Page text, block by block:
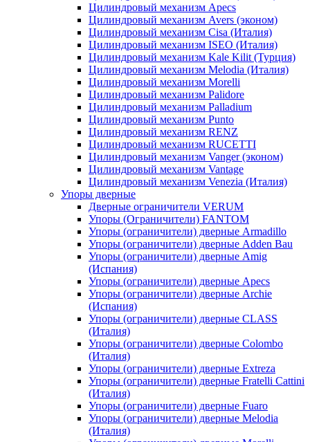
Цилиндровый механизм Apecs
Цилиндровый механизм Avers (эконом)
Цилиндровый механизм Cisa (Италия)
Цилиндровый механизм ISEO (Италия)
Цилиндровый механизм Kale Kilit (Турция)
Цилиндровый механизм Melodia (Италия)
Цилиндровый механизм Morelli
Цилиндровый механизм Palidore
Цилиндровый механизм Palladium
Цилиндровый механизм Punto
Цилиндровый механизм RENZ
Цилиндровый механизм RUCETTI
Цилиндровый механизм Vanger (эконом)
Цилиндровый механизм Vantage
Цилиндровый механизм Venezia (Италия)
Упоры дверные
Дверные ограничители VERUM
Упоры (Ограничители) FANTOM
Упоры (ограничители) дверные Armadillo
Упоры (ограничители) дверные Adden Bau
Упоры (ограничители) дверные Amig
(Испания)
Упоры (ограничители) дверные Apecs
Упоры (ограничители) дверные Archie
(Испания)
Упоры (ограничители) дверные CLASS
(Италия)
Упоры (ограничители) дверные Colombo
(Италия)
Упоры (ограничители) дверные Extreza
Упоры (ограничители) дверные Fratelli Cattini
(Италия)
Упоры (ограничители) дверные Fuaro
Упоры (ограничители) дверные Melodia
(Италия)